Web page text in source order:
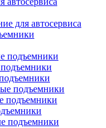
для автосервиса
подъемники
подъемники
подъемники
подъемники